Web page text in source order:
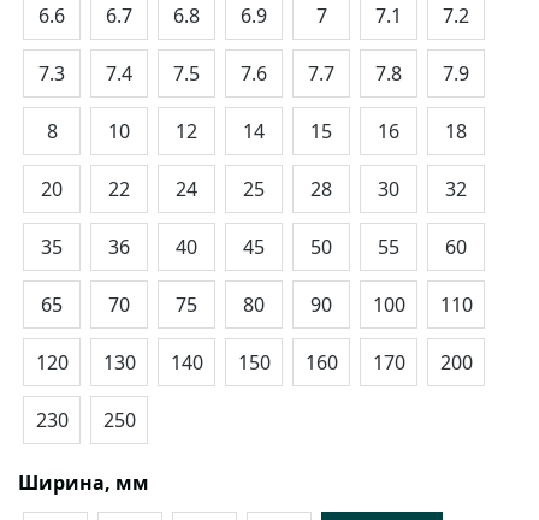
6.6 6.7 6.8 6.9 7 7.1 7.2
7.3 7.4 7.5 7.6 7.7 7.8 7.9
8 10 12 14 15 16 18
20 22 24 25 28 30 32
35 36 40 45 50 55 60
65 70 75 80 90 100 110
120 130 140 150 160 170 200
230 250
Ширина, мм